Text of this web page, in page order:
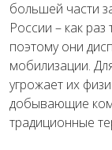
большей части
России – как
поэтому они
мобилизации.
угрожает их
добывающие
традиционные